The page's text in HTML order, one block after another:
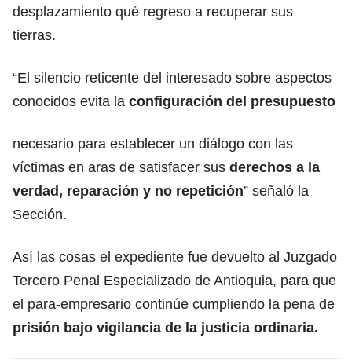
desplazamiento qué regreso a recuperar sus
tierras.
“El silencio reticente del interesado sobre aspectos
conocidos evita la configuración del presupuesto
necesario para establecer un diálogo con las
víctimas en aras de satisfacer sus derechos a la
verdad, reparación y no repetición” señaló la
Sección.
Así las cosas el expediente fue devuelto al Juzgado
Tercero Penal Especializado de Antioquia, para que
el para-empresario continúe cumpliendo la pena de
prisión bajo vigilancia de la justicia ordinaria.